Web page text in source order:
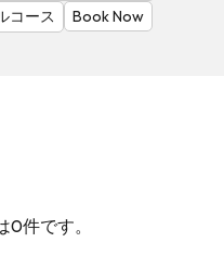
コース Book Now
件です。